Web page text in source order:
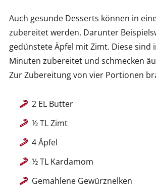
Auch gesunde Desserts können in
zubereitet werden. Darunter
gedünstete Äpfel mit Zimt. Diese sind
Minuten zubereitet und schmecken
Zur Zubereitung von vier Portionen
2 EL Butter
½ TL Zimt
4 Äpfel
½ TL Kardamom
Gemahlene Gewürznelken